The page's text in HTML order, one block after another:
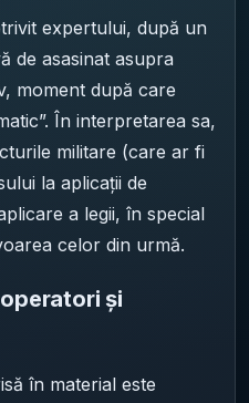
expertului, după un
de asasinat asupra
moment după care
În interpretarea sa,
militare (care ar fi
la aplicații de
a legii, în special
celor din urmă.
și
în material este